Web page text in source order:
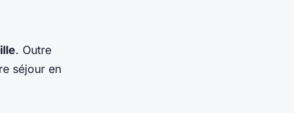
. Outre
séjour en